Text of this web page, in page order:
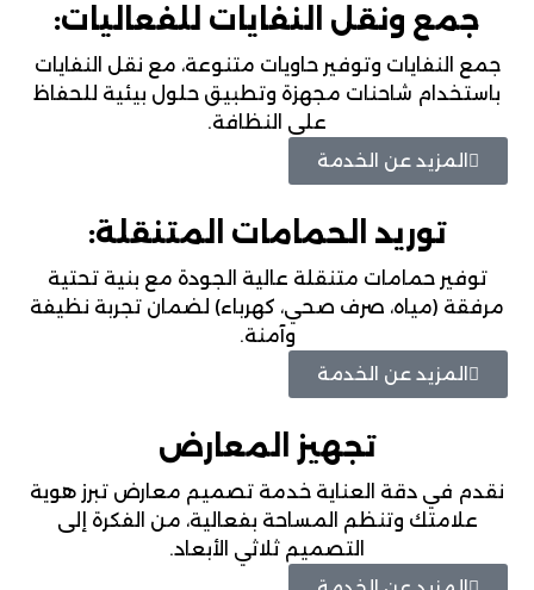
جمع ونقل النفايات للفعاليات:
جمع النفايات وتوفير حاويات متنوعة، مع نقل النفايات
باستخدام شاحنات مجهزة وتطبيق حلول بيئية للحفاظ
على النظافة.
المزيد عن الخدمة
توريد الحمامات المتنقلة:
توفير حمامات متنقلة عالية الجودة مع بنية تحتية
مرفقة (مياه، صرف صحي، كهرباء) لضمان تجربة نظيفة
وآمنة.
المزيد عن الخدمة
تجهيز المعارض
نقدم في دقة العناية خدمة تصميم معارض تبرز هوية
علامتك وتنظم المساحة بفعالية، من الفكرة إلى
التصميم ثلاثي الأبعاد.